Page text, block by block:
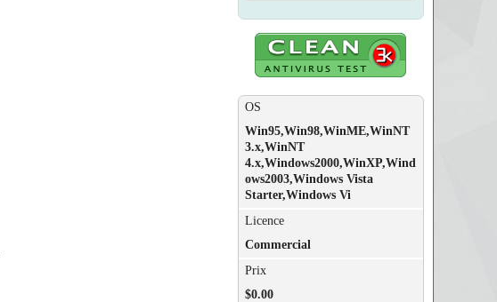
OS
Win95,Win98,WinME,WinNT
3.x,WinNT
4.x,Windows2000,WinXP,Wind
ows2003,Windows Vista
Starter,Windows Vi
Licence
Commercial
Prix
$0.00